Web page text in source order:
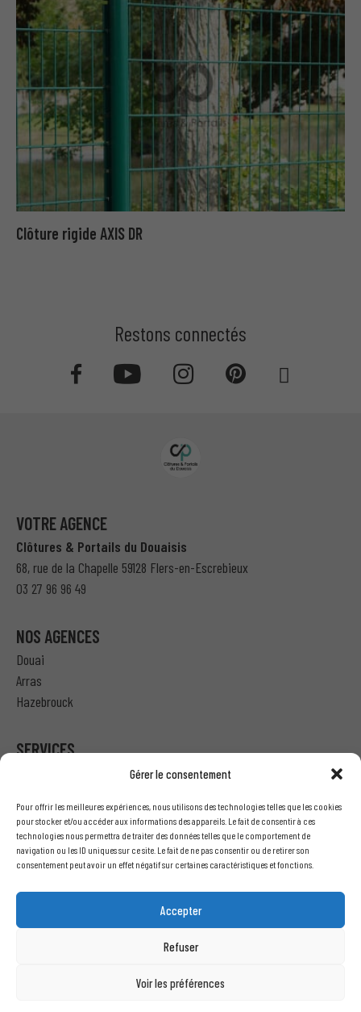
Gérer le consentement
Pour offrir les meilleures expériences, nous utilisons des technologies telles que les cookies
pour stocker et/ou accéder aux informations des appareils. Le fait de consentir à ces
technologies nous permettra de traiter des données telles que le comportement de
navigation ou les ID uniques sur ce site. Le fait de ne pas consentir ou de retirer son
consentement peut avoir un effet négatif sur certaines caractéristiques et fonctions.
Accepter
Refuser
Voir les préférences
Clôture rigide AXIS DR
Restons connectés
VOTRE AGENCE
Clôtures & Portails du Douaisis
68, rue de la Chapelle 59128 Flers-en-Escrebieux
03 27 96 96 49
NOS AGENCES
Douai
Arras
Hazebrouck
SERVICES
Professionnel – J’ai besoin d’un devis
Nous écrire
Recrutement
INFORMATIONS LÉGALES
Politique de confidentialité